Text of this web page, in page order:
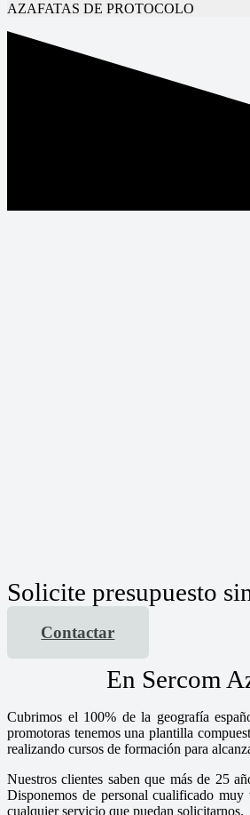
AZAFATAS DE PROTOCOLO
Solicite presupuesto
Contactar
En Sercom
Cubrimos el 100% de la geografía
promotoras tenemos una plantilla
realizando cursos de formación para
Nuestros clientes saben que más de 25
Disponemos de personal cualificado muy
cualquier servicio que puedan solicitarnos.